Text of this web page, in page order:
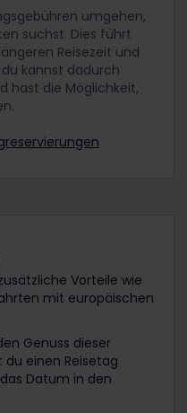
umgehen,
suchst. Dies führt
Reisezeit und
kannst dadurch
hast die Möglichkeit,
Vorteile wie
mit europäischen
Genuss dieser
einen Reisetag
Datum in den